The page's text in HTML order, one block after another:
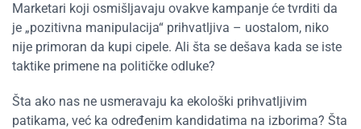
Marketari koji osmišljavaju ovakve kampanje će tvrditi da
je „pozitivna manipulacija“ prihvatljiva – uostalom, niko
nije primoran da kupi cipele. Ali šta se dešava kada se iste
taktike primene na političke odluke?
Šta ako nas ne usmeravaju ka ekološki prihvatljivim
patikama, već ka određenim kandidatima na izborima? Šta